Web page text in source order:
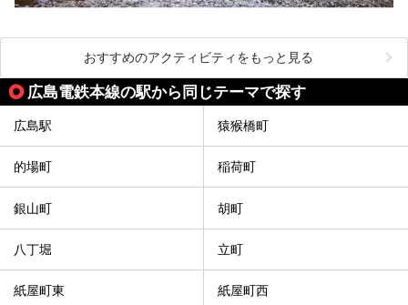
おすすめのアクティビティをもっと見る
広島電鉄本線の駅から同じテーマで探す
広島駅 猿猴橋町
的場町 稲荷町
銀山町 胡町
八丁堀 立町
紙屋町東 紙屋町西